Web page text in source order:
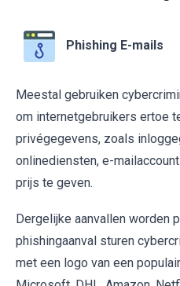
Phishing E-mails
Meestal gebruiken
om internetgebruikers ertoe
privégegevens, zoals
onlinediensten, e-
prijs te geven.
Dergelijke aanvallen worden
phishingaanval sturen
met een logo van een